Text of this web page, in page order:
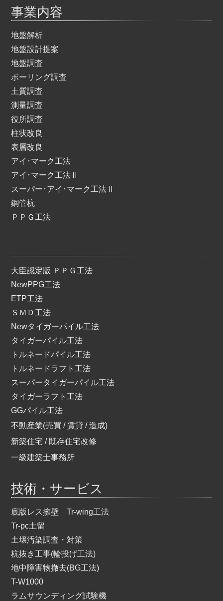
事業内容
地盤解析
地盤設計提案
地盤調査
ボーリング調査
土質調査
測量調査
役所調査
柱状改良
表層改良
アイ･マーク工法
アイ･マーク工法Ⅱ
スーパー･アイ･マーク工法Ⅱ
鋼管杭
ＰＰＧ工法
大臣認定版 ＰＰＧ工法
NewPPG工法
ETP工法
ＳＭＤ工法
Newタイガーパイル工法
タイガーパイル工法
トルネードパイル工法
トルネードラフト工法
スーパータイガーパイル工法
タイガーラフト工法
GGパイル工法
不動産業(売買 / 賃貸 / 造成)
新築住宅 / 既存住宅改修
一級建築士事務所
技術・サービス
底版レス擁壁 Tr-wing工法
Tr-pc土留
土壌汚染調査・対策
杭抜き工事(輪投げ工法)
地中障害物撤去(BG工法)
T-W1000
ラムサウンディング試験機